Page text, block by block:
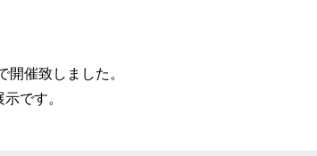
開催致しました。
です。